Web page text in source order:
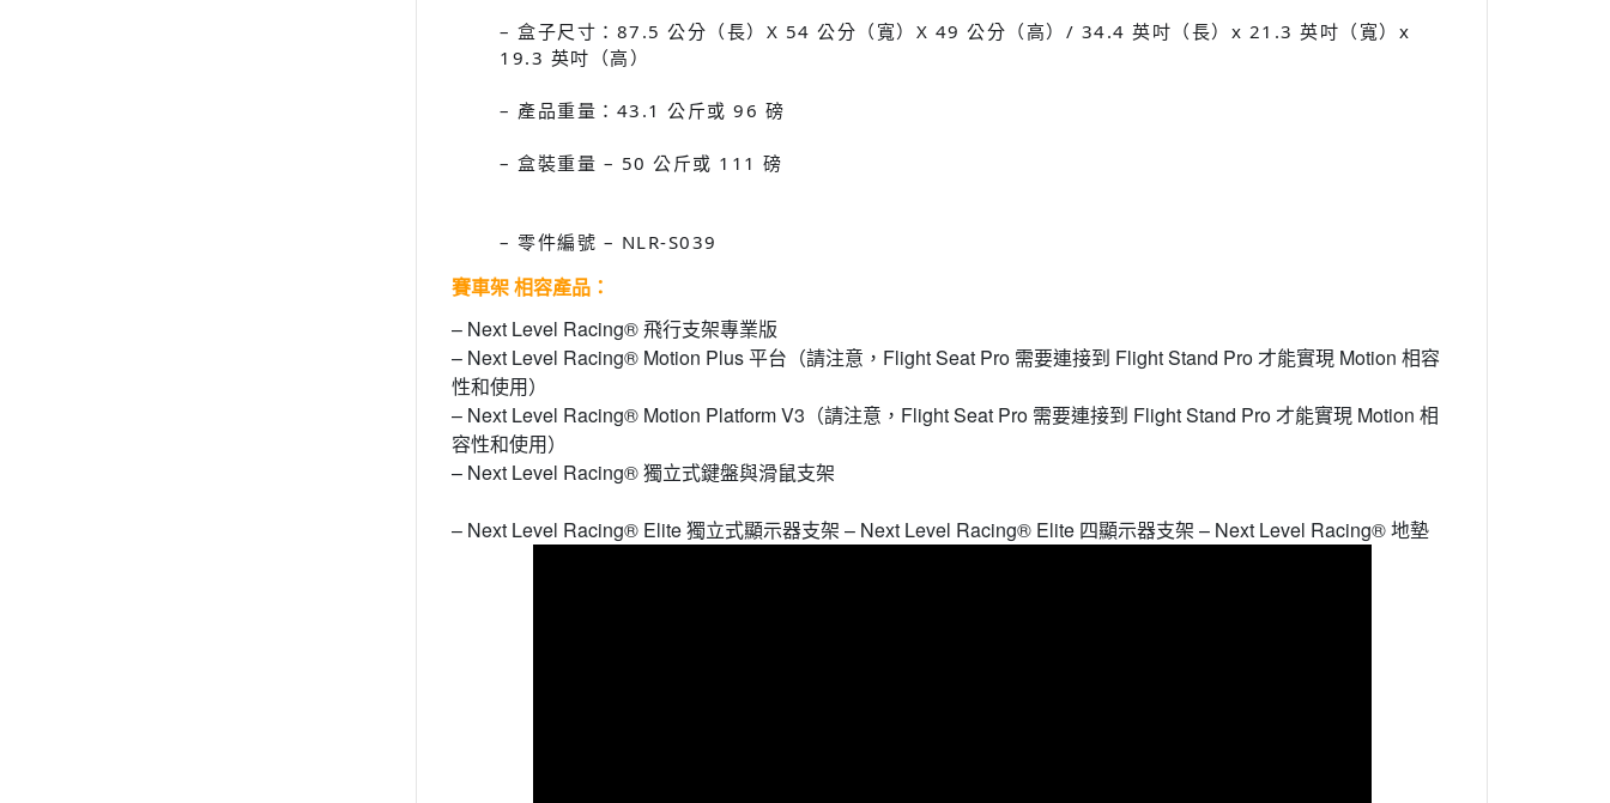
– 盒子尺寸：87.5 公分（長）X 54 公分（寬）X 49 公分（高）/ 34.4 英吋（長）x 21.3 英吋（寬）x
19.3 英吋（高）
– 產品重量：43.1 公斤或 96 磅
– 盒裝重量 – 50 公斤或 111 磅
– 零件編號 – NLR-S039
賽車架 相容產品：
– Next Level Racing® 飛行支架專業版
– Next Level Racing® Motion Plus 平台（請注意，Flight Seat Pro 需要連接到 Flight Stand Pro 才能實現 Motion 相容
性和使用）
– Next Level Racing® Motion Platform V3（請注意，Flight Seat Pro 需要連接到 Flight Stand Pro 才能實現 Motion 相
容性和使用）
– Next Level Racing® 獨立式鍵盤與滑鼠支架
– Next Level Racing® Elite 獨立式顯示器支架 – Next Level Racing® Elite 四顯示器支架 – Next Level Racing® 地墊